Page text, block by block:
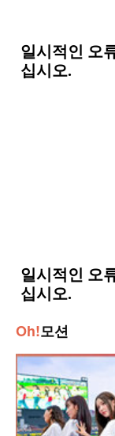
Oh!모션